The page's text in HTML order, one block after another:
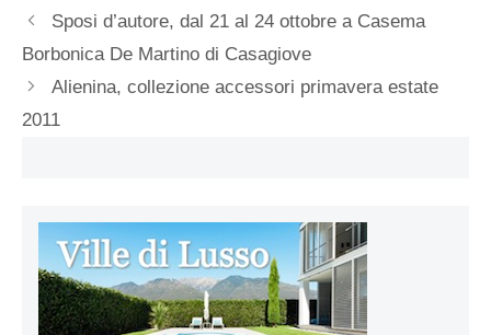
Sposi d’autore, dal 21 al 24 ottobre a Casema
Borbonica De Martino di Casagiove
Alienina, collezione accessori primavera estate
2011